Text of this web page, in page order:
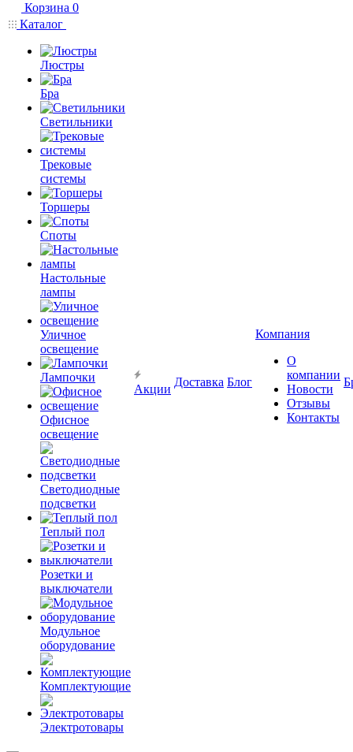
Корзина 0
Каталог
Люстры
Бра
Светильники
Трековые
системы
Торшеры
Споты
Настольные
лампы
Уличное
освещение
Лампочки
Офисное
освещение
Светодиодные
подсветки
Теплый пол
Розетки и
выключатели
Модульное
оборудование
Комплектующие
Электротовары
Акции
Доставка Блог
Компания
О
компании
Новости
Отзывы
Контакты